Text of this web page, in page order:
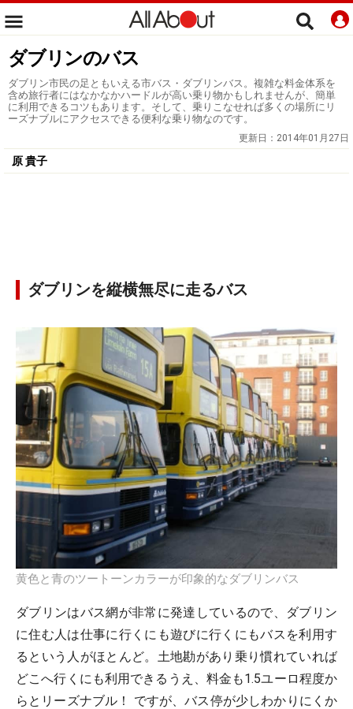
ダブリンのバス
ダブリン市民の足ともいえる市バス・ダブリンバス。複雑な料金体系を
含め旅行者にはなかなかハードルが高い乗り物かもしれませんが、簡単
に利用できるコツもあります。そして、乗りこなせれば多くの場所にリ
ーズナブルにアクセスできる便利な乗り物なのです。
更新日： 2014年01月27日
原 貴子
ダブリンを縦横無尽に走るバス
黄色と青のツートーンカラーが印象的なダブリンバス
ダブリンはバス網が非常に発達しているので、ダブリン
に住む人は仕事に行くにも遊びに行くにもバスを利用す
るという人がほとんど。土地勘があり乗り慣れていれば
どこへ行くにも利用できるうえ、料金も1.5ユーロ程度か
らとリーズナブル！ ですが、バス停が少しわかりにくか